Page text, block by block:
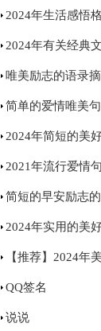
QQ签名
说说